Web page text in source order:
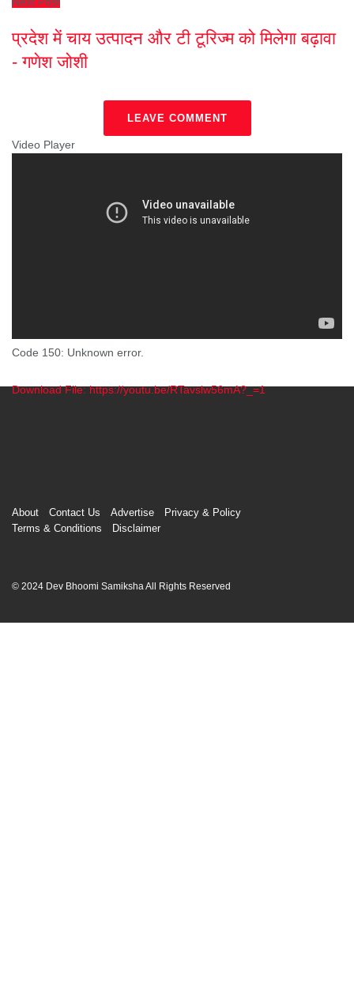
प्रदेश में चाय उत्पादन और टी टूरिज्म को मिलेगा बढ़ावा
- गणेश जोशी
LEAVE COMMENT
Video Player
Code 150: Unknown error.
Download File: https://youtu.be/RTavslw56mA?_=1
About Contact Us Advertise
Privacy & Policy
Terms & Conditions
Disclaimer
© 2024 Dev Bhoomi Samiksha All Rights Reserved